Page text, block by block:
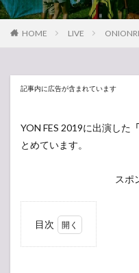
HOME LIVE
記事内に広告が含まれています
YON FES 2019に出演した
とめています。
スポ
目次